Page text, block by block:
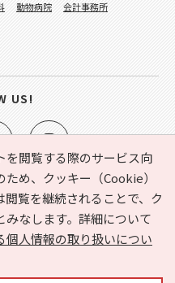
を閲覧する際のサービス向
め、クッキー（Cookie）
覧を継続されることで、ク
みなします。詳細について
個人情報の取り扱いについ
お気に入り
ヘルプ
について
運営会社
関するお問い合わせ
動物病院
会計事務所
US!